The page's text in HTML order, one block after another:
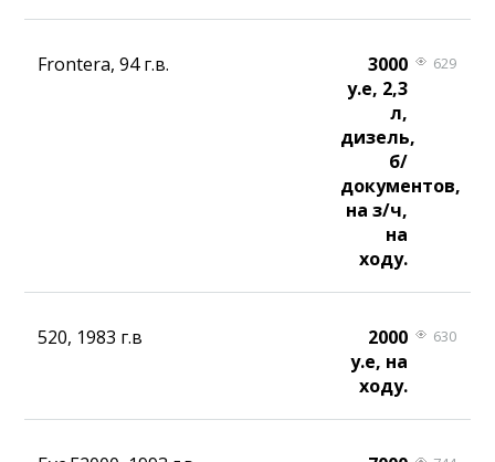
Frontera, 94 г.в.
3000
у.е, 2,3
л,
дизель,
б/
документов,
на з/ч,
на
ходу.
629
520, 1983 г.в
2000
у.е, на
ходу.
630